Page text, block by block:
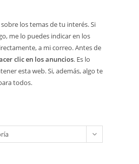
los temas de tu interés. Si
me lo puedes indicar en los
a mi correo. Antes de
clic en los anuncios. Es lo
esta web. Si, además, algo te
todos.